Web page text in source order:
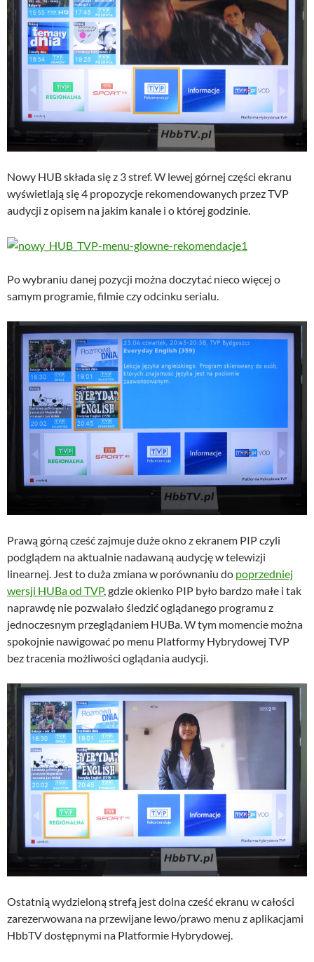
Nowy HUB składa się z 3 stref. W lewej górnej części ekranu
wyświetlają się 4 propozycje rekomendowanych przez TVP
audycji z opisem na jakim kanale i o której godzinie.
Po wybraniu danej pozycji można doczytać nieco więcej o
samym programie, filmie czy odcinku serialu.
Prawą górną cześć zajmuje duże okno z ekranem PIP czyli
podglądem na aktualnie nadawaną audycję w telewizji
linearnej. Jest to duża zmiana w porównaniu do poprzedniej
wersji HUBa od TVP, gdzie okienko PIP było bardzo małe i tak
naprawdę nie pozwalało śledzić oglądanego programu z
jednoczesnym przeglądaniem HUBa. W tym momencie można
spokojnie nawigować po menu Platformy Hybrydowej TVP
bez tracenia możliwości oglądania audycji.
Ostatnią wydzieloną strefą jest dolna cześć ekranu w całości
zarezerwowana na przewijane lewo/prawo menu z aplikacjami
HbbTV dostępnymi na Platformie Hybrydowej.